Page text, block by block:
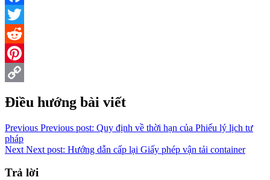
Facebook
Twitter
Reddit
Pinterest
Điều hướng bài viết
Previous Previous post: Quy định về thời hạn của Phiếu lý lịch tư
pháp
Next Next post: Hướng dẫn cấp lại Giấy phép vận tải container
Trả lời